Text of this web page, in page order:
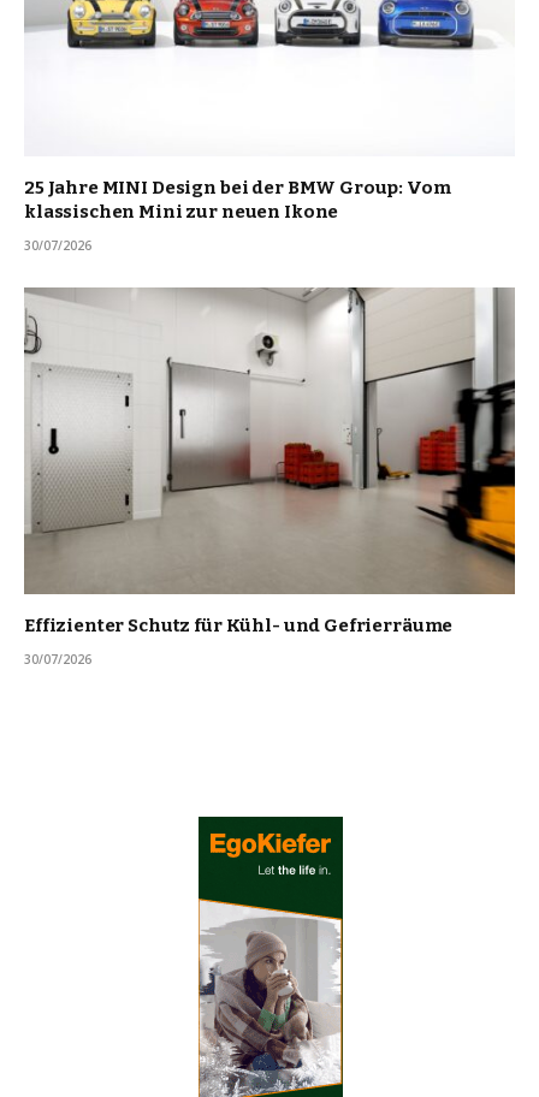
25 Jahre MINI Design bei der BMW Group: Vom
klassischen Mini zur neuen Ikone
30/07/2026
Effizienter Schutz für Kühl- und Gefrierräume
30/07/2026